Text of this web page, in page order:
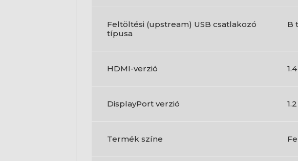
Feltöltési (upstream) USB csatlakozó
típusa
B
HDMI-verzió 1.4
DisplayPort verzió 1.2
Termék színe